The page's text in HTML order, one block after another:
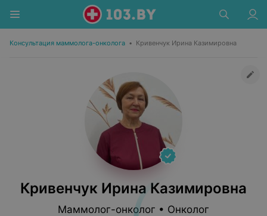
Консультация маммолога-онколога • Кривенчук Ирина Казимировна
Кривенчук Ирина Казимировна
Маммолог-онколог • Онколог